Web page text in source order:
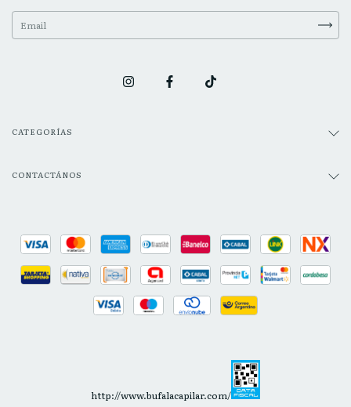
CATEGORÍAS
CONTACTÁNOS
http://www.bufalacapilar.com/